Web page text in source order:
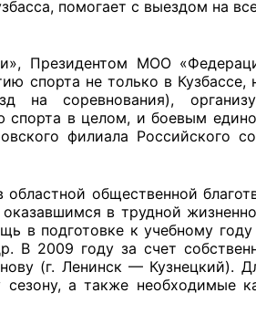
помогает с выездом на
Президентом МОО
спорта не только в Кузбассе,
на соревнования),
спорта в целом, и боевым
филиала Российского
общественной
в трудной
в подготовке к учебному году
В 2009 году за счет
(г. Ленинск — Кузнецкий).
а также необходимые